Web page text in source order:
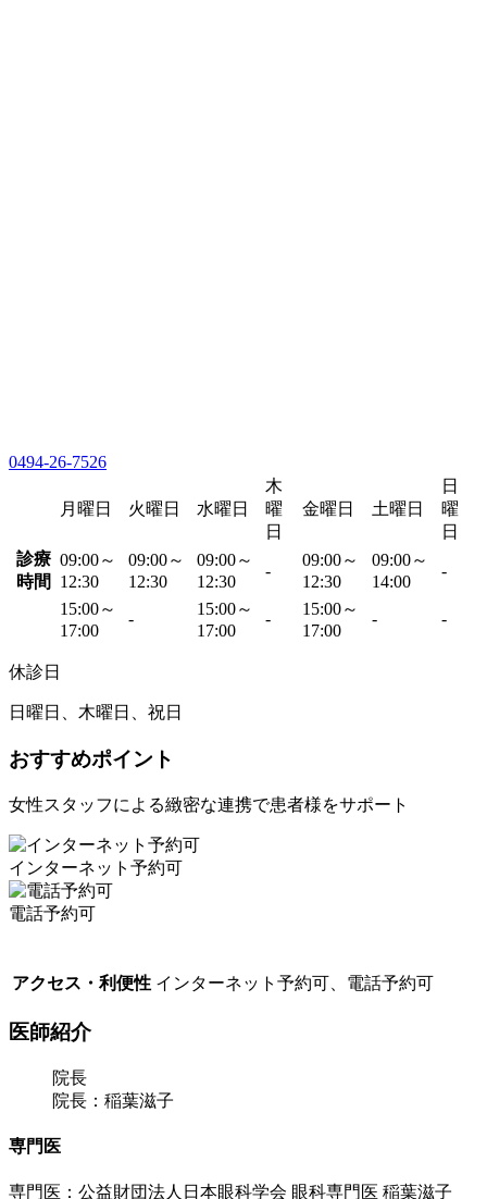
0494-26-7526
月曜日 火曜日 水曜日
木
曜
日
金曜日 土曜日
日
曜
日
診療
時間
09:00～
12:30
09:00～
12:30
09:00～
12:30
-
09:00～
12:30
09:00～
14:00
-
15:00～
17:00
-
15:00～
17:00
-
15:00～
17:00
- -
休診日
日曜日、木曜日、祝日
おすすめポイント
女性スタッフによる緻密な連携で患者様をサポート
インターネット予約可
電話予約可
アクセス・利便性 インターネット予約可、電話予約可
医師紹介
院長
院長：稲葉滋子
専門医
専門医：公益財団法人日本眼科学会 眼科専門医 稲葉滋子